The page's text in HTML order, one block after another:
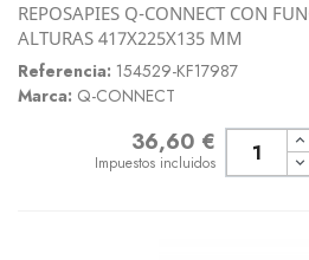
REPOSAPIES Q-CONNECT CON
ALTURAS 417X225X135 MM
Referencia: 154529-KF17987
Marca: Q-CONNECT
Precio36,60 €
Impuestos incluidos